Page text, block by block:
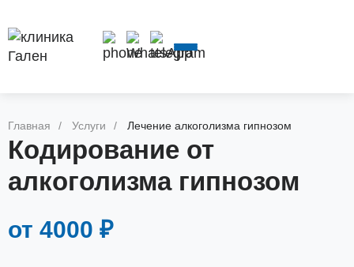
ВЫВОД ИЗ
ЗАПОЯ
НАРКОЛОГ
НА ДОМ
Главная Услуги Лечение алкоголизма гипнозом
Кодирование от
алкоголизма гипнозом
от 4000 ₽